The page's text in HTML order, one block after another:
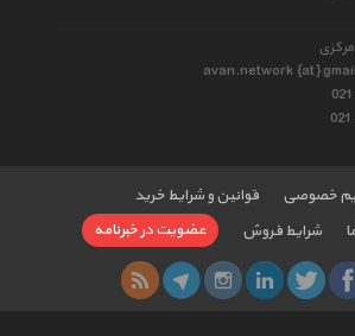
avan.network {at}
خصوصی
قوانین و شرایط خرید
شرایط فروش عضویت در خبرنامه